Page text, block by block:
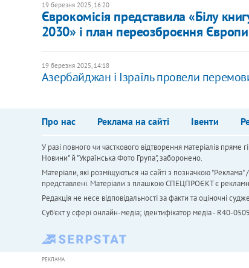
19 березня 2025, 16:20
​Єврокомісія представила «Білу
2030» і план переозброєння Європи
19 березня 2025, 14:18
Азербайджан і Ізраїль провели
Про нас Реклама на сайті Івенти
У разі повного чи часткового відтворення матеріалів
Новини" й "Українська Фото Група", заборонено.
Матеріали, які розміщуються на сайті з позначкою
представлені. Матеріали з плашкою СПЕЦПРОЄКТ є
Редакція не несе відповідальності за факти та оціночні
Cуб'єкт у сфері онлайн-медіа; ідентифікатор медіа - R40-
РЕКЛАМА